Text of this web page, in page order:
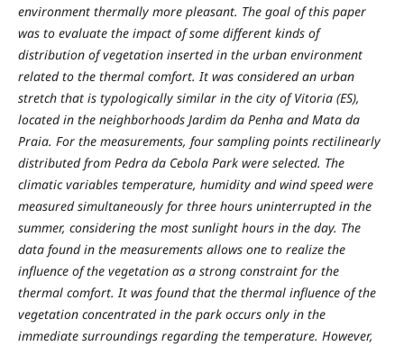
environment thermally more pleasant. The goal of this paper
was to evaluate the impact of some different kinds of
distribution of vegetation inserted in the urban environment
related to the thermal comfort. It was considered an urban
stretch that is typologically similar in the city of Vitoria (ES),
located in the neighborhoods Jardim da Penha and Mata da
Praia. For the measurements, four sampling points rectilinearly
distributed from Pedra da Cebola Park were selected. The
climatic variables temperature, humidity and wind speed were
measured simultaneously for three hours uninterrupted in the
summer, considering the most sunlight hours in the day. The
data found in the measurements allows one to realize the
influence of the vegetation as a strong constraint for the
thermal comfort. It was found that the thermal influence of the
vegetation concentrated in the park occurs only in the
immediate surroundings regarding the temperature. However,